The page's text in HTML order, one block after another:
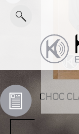
CHOC